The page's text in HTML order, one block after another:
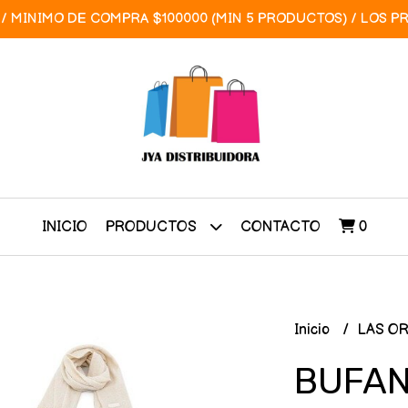
/ MINIMO DE COMPRA $100000 (MIN 5 PRODUCTOS) / LOS
INICIO PRODUCTOS CONTACTO 0
Inicio LAS